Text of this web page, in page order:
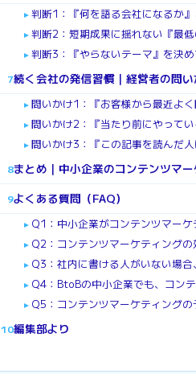
► 判断1：『何を語る会社になるか
► 判断2：短期成果に揺れない『最
► 判断3：『やらないテーマ』を決
7続く会社の発信習慣｜経営者の問
► 問いかけ1：『お客様から最近よ
► 問いかけ2：『当たり前にやって
► 問いかけ3：『この記事を読んだ
8まとめ｜中小企業のコンテンツマ
9よくある質問（FAQ）
► Q1：中小企業がコンテンツマー
► Q2：コンテンツマーケティング
► Q3：社内に書ける人がいない場合
► Q4：BtoBの中小企業でも、コン
► Q5：コンテンツマーケティング
10編集部より